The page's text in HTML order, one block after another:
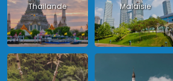
Thailande Malaisie